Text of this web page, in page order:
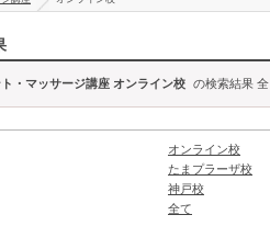
ト・マッサージ講座 オンライン校 の検索結果 全
オンライン校
たまプラーザ校
神戸校
全て